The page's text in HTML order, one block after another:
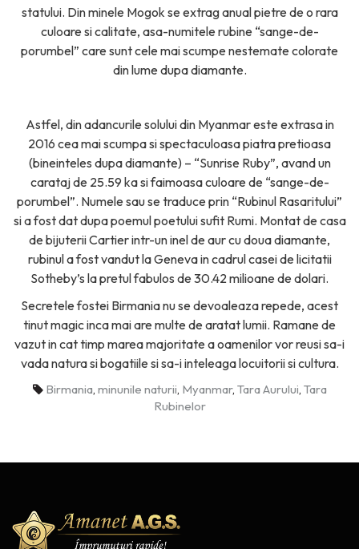
statului. Din minele Mogok se extrag anual pietre de o rara
culoare si calitate, asa-numitele rubine “sange-de-
porumbel” care sunt cele mai scumpe nestemate colorate
din lume dupa diamante.
Astfel, din adancurile solului din Myanmar este extrasa in
2016 cea mai scumpa si spectaculoasa piatra pretioasa
(bineinteles dupa diamante) – “Sunrise Ruby”, avand un
carataj de 25.59 ka si faimoasa culoare de “sange-de-
porumbel”. Numele sau se traduce prin “Rubinul Rasaritului”
si a fost dat dupa poemul poetului sufit Rumi. Montat de casa
de bijuterii Cartier intr-un inel de aur cu doua diamante,
rubinul a fost vandut la Geneva in cadrul casei de licitatii
Sotheby’s la pretul fabulos de 30.42 milioane de dolari.
Secretele fostei Birmania nu se devoaleaza repede, acest
tinut magic inca mai are multe de aratat lumii. Ramane de
vazut in cat timp marea majoritate a oamenilor vor reusi sa-i
vada natura si bogatiile si sa-i inteleaga locuitorii si cultura.
Birmania, minunile naturii, Myanmar, Tara Aurului, Tara
Rubinelor